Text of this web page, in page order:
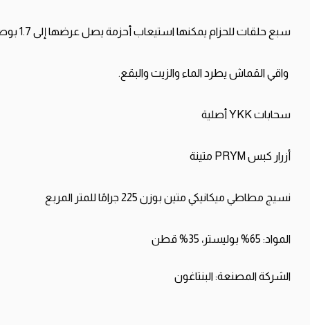
سبع حلقاتللحزام يمكنهااستيعاب أحزمة يصل عرضها إلى 1.7
واقيالقماش يطرد الماء والزيت والبقع.
سحاباتYKK أصلية
أزرار كبس PRYM متينة
نسيج مطاطي ميكانيكي متين بوزن 225 جرامًاللمتر المربع
المواد: 65% بوليستر، 35% قطن
الشركةالمصنعة:البنتاغون